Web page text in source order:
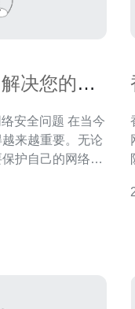
决您的网
问题 在当今
来越重要。无论
护自己的网络免
务。